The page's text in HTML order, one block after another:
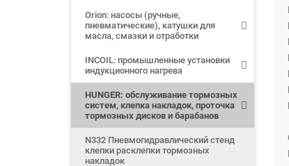
Orion: насосы (ручные,
пневматические), катушки для
масла, смазки и отработки
INCOIL: промышленные установки
индукционного нагрева
HUNGER: обслуживание тормозных
систем, клепка накладок, проточка
тормозных дисков и барабанов
N332 Пневмогидравлический стенд
клепки расклепки тормозных
накладок